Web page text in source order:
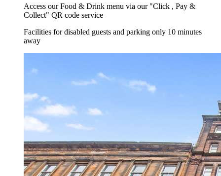
Access our Food & Drink menu via our "Click , Pay &
Collect" QR code service
Facilities for disabled guests and parking only 10 minutes
away